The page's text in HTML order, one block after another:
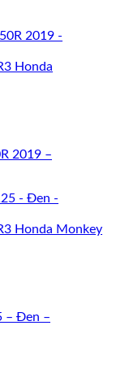
2019 –
– Đen –